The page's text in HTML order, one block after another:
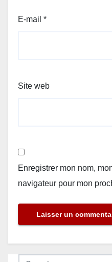
E-mail *
Site web
Enregistrer mon nom,
navigateur pour mon